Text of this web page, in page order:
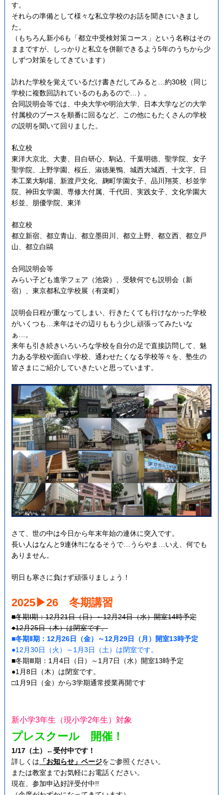
す。
それらの準備として様々な私立学校のお話を聞きにいきまし
た。
（もちろん新小6も「都立中受検対策コース」という名称はその
ままですが、しっかりと私立を併願できるよう5年のうちから少
しずつ対策をしてきています）
訪れた学校を覚えているだけ書きだしてみると…約30校（同じ
学校に複数回訪れているのもあるので…）。
合同説明会等では、中央大学や明治大学、日本大学などの大学
付属校のブースを順番に回るなど、この他にもたくさんの学校
の説明を聞いて回りました。
私立校
東洋大京北、大妻、目白研心、駒込、千葉明徳、聖学院、女子
聖学院、上野学園、桜丘、淑徳巣鴨、城西大城西、十文字、日
本工業大駒場、新渡戸文化、麹町学園女子、品川翔英、杉並学
院、神田女学園、専修大付属、千代田、実践女子、文化学園大
杉並、朋優学院、東洋
都立校
都立新宿、都立青山、都立墨田川、都立上野、都立西、都立戸
山、都立白鷗
合同説明会等
みらい子ども進学フェア（池袋）、受験何でも説明会（新
宿）、東京都私立学校展（有楽町）
説明会日程が重なってしまい、行きたくても行けなかった学校
がいくつも…来年はその辺りももう少し頑張ってみたいな
ぁ…。
来年も引き続きいろいろな学校を自分の足で直接訪問して、魅
力ある学校や面白い学校、通わせたくなる学校等々を、塾生の
皆さまにご紹介していきたいと思っています。
さて、世の中は今日から年末年始の連休に突入です。
長い人はなんと9連休‼になるそうで…うらやま…いえ、何でも
ありません。
明日も寒さに負けず頑張りましょう！
2025▶26 冬期講習
■冬期Ⅰ期：12月21日（日）～12月24日（水）開室14時予定
●12月25日（木）は閉室です。
■冬期Ⅱ期：12月26日（金）～12月29日（月）開室13時予定
●12月30日（火）～1月3日（土）は閉室です。
■冬期Ⅲ期：1月4日（日）～1月7日（水）開室13時予定
●1月8日（木）は閉室です。
□1月9日（金）から3学期通常授業再開です
新小学3年生（現小学2年生）対象
プレスクール 開催！
1/17（土）←受付中です！
詳しくは 「お知らせ」ページをご参照ください。
または教室までお気軽にお電話ください。
現在、参加申込好評受付中!!